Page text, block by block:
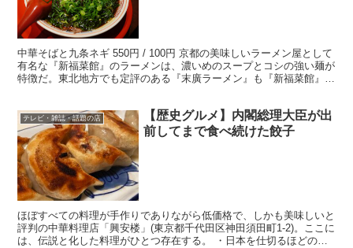
中華そばと九条ネギ 550円 / 100円 京都の美味しいラーメン屋として
有名な『新福菜館』のラーメンは、濃いめのスープとコシの強い麺が
特徴だ。東北地方でも定評のある『末廣ラーメン』も『新福菜館』を
テレビ・雑誌・話題の店
【歴史グルメ】内閣総理大臣が出
前してまで食べ続けた餃子
ほぼすべての料理が手作りでありながら低価格で、しかも美味しいと
評判の中華料理店「興安楼」(東京都千代田区神田須田町1-2)。ここに
は、伝説と化した料理がひとつ存在する。 ・日本を仕切るほどの人